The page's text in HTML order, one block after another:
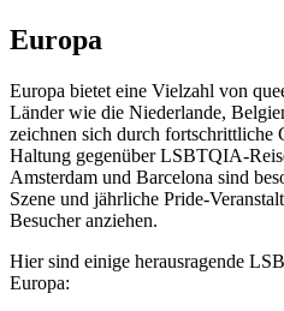
Europa
Europa bietet eine Vielzahl von
Länder wie die Niederlande,
zeichnen sich durch fortschrittliche
Haltung gegenüber LSBTQIA-
Amsterdam und Barcelona sind
Szene und jährliche Pride-
Besucher anziehen.
Hier sind einige herausragende
Europa: